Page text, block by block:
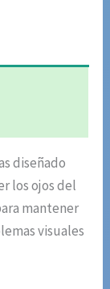
diseñado
los ojos del
mantener
visuales